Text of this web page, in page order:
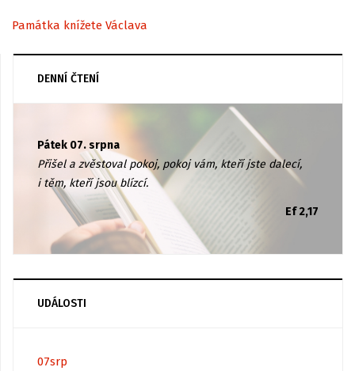
Památka knížete Václava
DENNÍ ČTENÍ
Pátek 07. srpna
Přišel a zvěstoval pokoj, pokoj vám, kteří jste dalecí,
i těm, kteří jsou blízcí.
Ef 2,17
UDÁLOSTI
07srp